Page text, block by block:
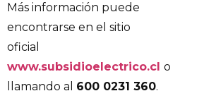
Más información puede
encontrarse en el sitio
oficial
www.subsidioelectrico.cl o
llamando al 600 0231 360.